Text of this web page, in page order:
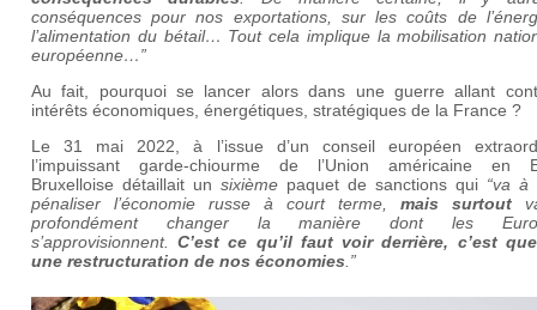
conséquences pour nos exportations, sur les coûts de
l’alimentation du bétail… Tout cela implique la mobilisation
européenne…”
Au fait, pourquoi se lancer alors dans une guerre allant
intérêts économiques, énergétiques, stratégiques de la France ?
Le 31 mai 2022, à l’issue d’un conseil européen
l’impuissant garde-chiourme de l’Union américaine en
Bruxelloise détaillait un sixième paquet de sanctions qui “va à
pénaliser l’économie russe à court terme, mais surtout
profondément changer la manière dont les
s’approvisionnent.C’est ce qu’il faut voir derrière, c’est
une restructuration de nos économies .”